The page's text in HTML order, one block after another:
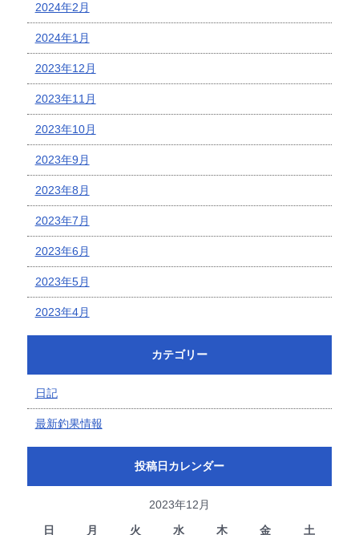
2024年2月
2024年1月
2023年12月
2023年11月
2023年10月
2023年9月
2023年8月
2023年7月
2023年6月
2023年5月
2023年4月
カテゴリー
日記
最新釣果情報
投稿日カレンダー
2023年12月
日
月 火 水 木 金 土